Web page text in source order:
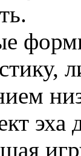
эха